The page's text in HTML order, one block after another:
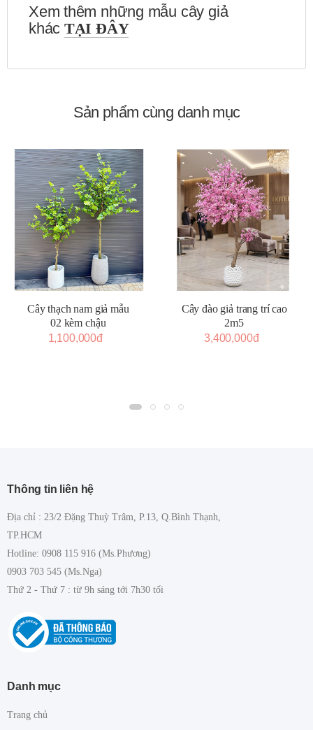
Xem thêm những mẫu cây giả
khác TẠI ĐÂY
Sản phẩm cùng danh mục
Cây thạch nam giả mẫu
02 kèm chậu
1,100,000đ
Cây đào giả trang trí cao
2m5
3,400,000đ
Thông tin liên hệ
Địa chỉ : 23/2 Đặng Thuỳ Trâm, P.13, Q.Bình Thạnh,
TP.HCM
Hotline: 0908 115 916 (Ms.Phương)
0903 703 545 (Ms.Nga)
Thứ 2 - Thứ 7 : từ 9h sáng tới 7h30 tối
Danh mục
Trang chủ